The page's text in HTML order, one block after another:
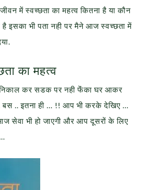
में स्वच्छता का महत्व कितना है या कौन
इसका भी पता नही पर मैने आज स्वच्छता में
का महत्व
कर सडक पर नही फेंंका घर आकर
बस .. इतना ही … !! आप भी करके देखिए …
सेवा भी हो जाएगी और आप दूसरों के लिए